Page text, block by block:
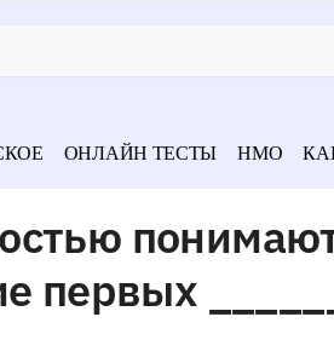
ОНЛАЙН ТЕСТЫ НМО
первых